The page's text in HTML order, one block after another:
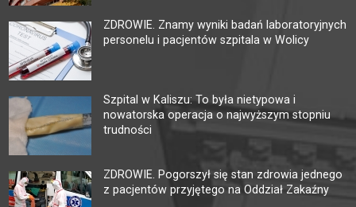
ZDROWIE. Znamy wyniki badań laboratoryjnych
personelu i pacjentów szpitala w Wolicy
Szpital w Kaliszu: To była nietypowa i
nowatorska operacja o najwyższym stopniu
trudności
ZDROWIE. Pogorszył się stan zdrowia jednego
z pacjentów przyjętego na Oddział Zakaźny